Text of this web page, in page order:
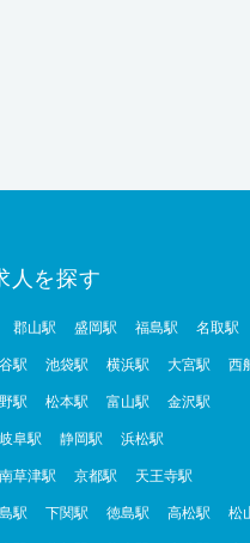
人を探す
郡山駅 盛岡駅 福島駅 名取駅
駅 池袋駅 横浜駅 大宮駅 西
駅 松本駅 富山駅 金沢駅
岐阜駅 静岡駅 浜松駅
南草津駅 京都駅 天王寺駅
駅 下関駅 徳島駅 高松駅 松